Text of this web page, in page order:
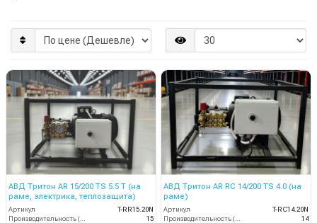
АВД Тритон AR 15/200 TS 5.5 T (на
раме, электрика, теплозащита)
Артикул
T-RR15.20N
15
АВД Тритон AR RC 14/200 TS 4.0 (на
раме)
Артикул
T-RС14.20N
14